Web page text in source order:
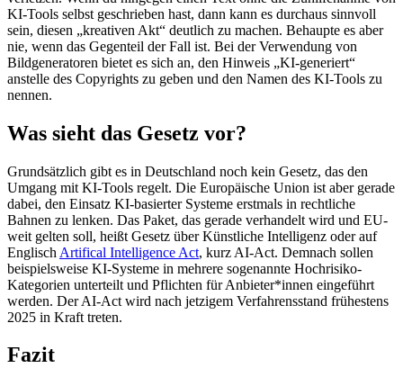
KI-Tools selbst geschrieben hast, dann kann es durchaus sinnvoll
sein, diesen „kreativen Akt“ deutlich zu machen. Behaupte es aber
nie, wenn das Gegenteil der Fall ist. Bei der Verwendung von
Bildgeneratoren bietet es sich an, den Hinweis „KI-generiert“
anstelle des Copyrights zu geben und den Namen des KI-Tools zu
nennen.
Was sieht das Gesetz vor?
Grundsätzlich gibt es in Deutschland noch kein Gesetz, das den
Umgang mit KI-Tools regelt. Die Europäische Union ist aber gerade
dabei, den Einsatz KI-basierter Systeme erstmals in rechtliche
Bahnen zu lenken. Das Paket, das gerade verhandelt wird und EU-
weit gelten soll, heißt Gesetz über Künstliche Intelligenz oder auf
Englisch Artifical Intelligence Act, kurz AI-Act. Demnach sollen
beispielsweise KI-Systeme in mehrere sogenannte Hochrisiko-
Kategorien unterteilt und Pflichten für Anbieter*innen eingeführt
werden. Der AI-Act wird nach jetzigem Verfahrensstand frühestens
2025 in Kraft treten.
Fazit